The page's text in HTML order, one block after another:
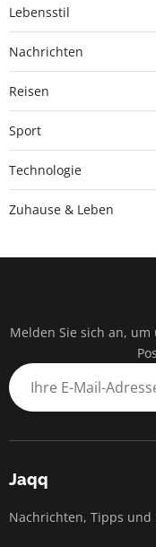
Lebensstil
Nachrichten
Reisen
Sport
Technologie
Zuhause & Leben
Melden Sie sich an,
Jaqq
Nachrichten, Tipps und